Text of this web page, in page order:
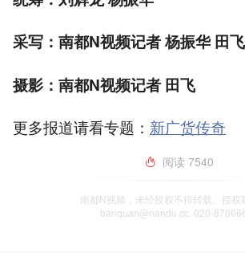
采写：南都N视频记者 杨振华 田
摄影：南都N视频记者 田飞
更多报道请看专题： 新广货传奇
阅读 7540
南都N视频，未经授权不得转载、授权
banquan@nandu.cc. 020-